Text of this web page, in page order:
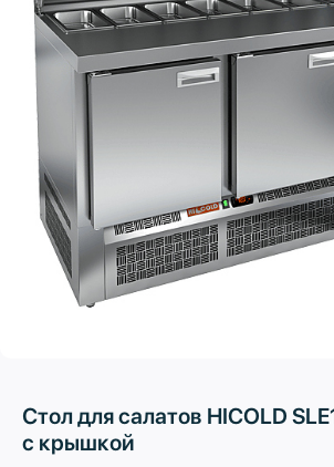
Стол для салатов HICOLD
с крышкой